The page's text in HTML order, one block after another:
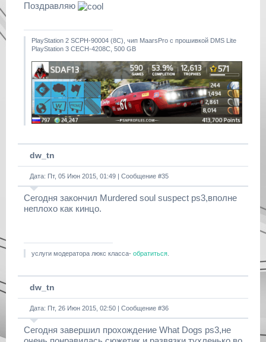
Поздравляю
PlayStation 2 SCPH-90004 (8С), чип MaarsPro с прошивкой DMS Lite
PlayStation 3 CECH-4208C, 500 GB
dw_tn
Дата: Пт, 05 Июн 2015, 01:49 | Сообщение #35
Сегодня закончил Murdered soul suspect ps3,вполне
неплохо как кинцо.
услуги модератора люкс класса- обратиться
dw_tn
Дата: Пт, 26 Июн 2015, 02:50 | Сообщение #36
Сегодня завершил прохождение What Dogs ps3,не